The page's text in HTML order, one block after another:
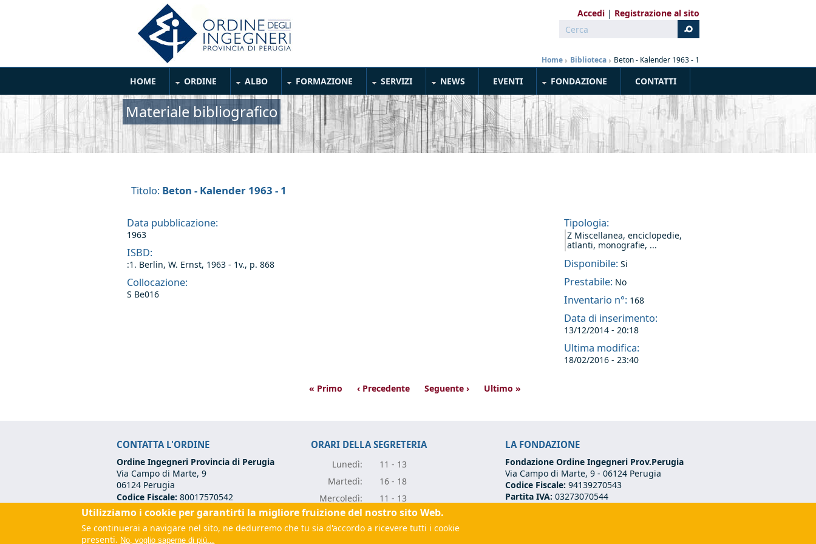
Accedi Registrazione al sito
Form di ricerca
Cerca
Home » Biblioteca » Beton - Kalender 1963 - 1
Main Menu
HOME ORDINE ALBO FORMAZIONE SERVIZI NEWS EVENTI FONDAZIONE CONTATTI
Materiale bibliografico
Titolo: Beton - Kalender 1963 - 1
Data pubblicazione:
1963
ISBD:
:1. Berlin, W. Ernst, 1963 - 1v., p. 868
Collocazione:
S Be016
Tipologia:
Z Miscellanea, enciclopedie,
atlanti, monografie, ...
Disponibile: Si
Prestabile: No
Inventario n°: 168
Data di inserimento:
13/12/2014 - 20:18
Ultima modifica:
18/02/2016 - 23:40
« Primo ‹ Precedente Seguente › Ultimo »
CONTATTA L'ORDINE
Ordine Ingegneri Provincia di Perugia
Via Campo di Marte, 9
06124 Perugia
Codice Fiscale: 80017570542
Tel:+39 075 500 12 00
Email:
segreteria@ordineingegneriperugia.it (link sends e-mail)
PEC:ordine.perugia@ingpec.eu
ORARI DELLA SEGRETERIA
Lunedì:
11 - 13
Martedì:
16 - 18
Mercoledì:
11 - 13
Giovedì:
11 - 13
Venerdì: 11 - 13
LA FONDAZIONE
Fondazione Ordine Ingegneri Prov.Perugia
Via Campo di Marte, 9 - 06124 Perugia
Codice Fiscale: 94139270543
Partita IVA: 03273070544
Utilizziamo i cookie per garantirti la migliore fruizione del nostro sito Web.
Se continuerai a navigare nel sito, ne dedurremo che tu sia d'accordo a ricevere tutti i cookie
presenti. No, voglio saperne di più...